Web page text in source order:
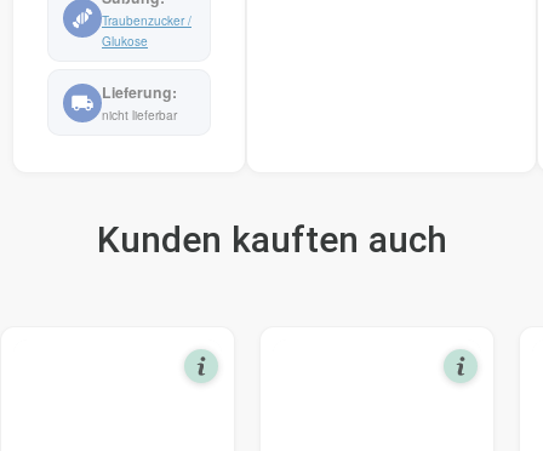
Traubenzucker /
Glukose
nicht lieferbar
Kunden kauften auch